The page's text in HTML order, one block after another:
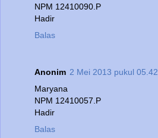
NPM 12410090.P
Hadir
Balas
Anonim 2 Mei 2013 pukul 05.42
Maryana
NPM 12410057.P
Hadir
Balas